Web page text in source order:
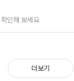
인해 보세요.
더보기